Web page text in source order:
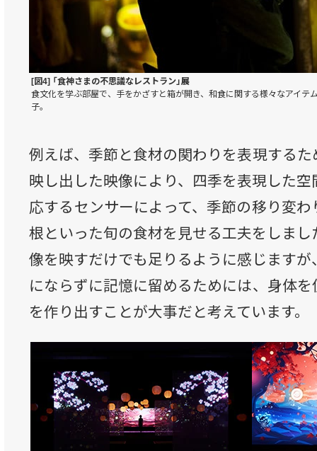
[図4] 「食神さまの不思議なレストラン」展
食文化を学ぶ部屋で、手をかざすと箱が開き、和食に関する様々なアイテ
子。
例えば、季節と食材の関わりを表現する
映し出した映像により、四季を表現した
応するセンサーによって、季節の移り変
根といった旬の食材を見せる工夫をしま
像を映すだけでも足りるように感じます
にならずに記憶に留めるためには、身体
を作り出すことが大事だと考えています。